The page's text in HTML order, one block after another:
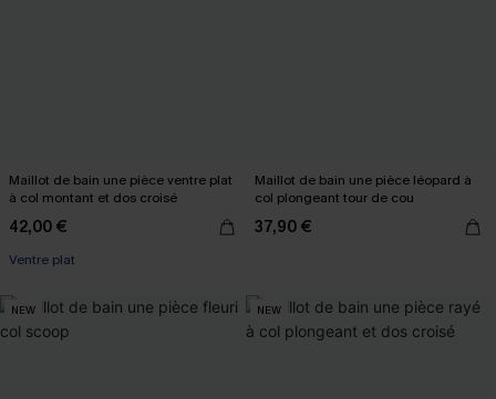
Maillot de bain une pièce ventre plat
à col montant et dos croisé
42,00 €
Ventre plat
Maillot de bain une pièce léopard à
col plongeant tour de cou
37,90 €
NEW NEW